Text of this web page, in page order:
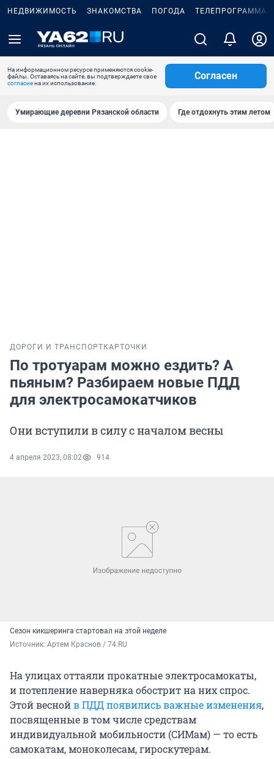
НЕДВИЖИМОСТЬ ЗНАКОМСТВА ПОГОДА ТЕЛЕПРОГРАММА
На информационном ресурсе применяются cookie-
файлы. Оставаясь на сайте, вы подтверждаете свое
согласиена их использование.
Согласен
Умирающие деревни Рязанской области Где отдохнуть этим летом
ДОРОГИ И ТРАНСПОРТ КАРТОЧКИ
По тротуарам можно ездить? А
пьяным? Разбираем новые ПДД
для электросамокатчиков
Они вступили в силу с началом весны
4 апреля 2023, 08:02 914
Сезон кикшеринга стартовал на этой неделе
Источник: Артем Краснов / 74.RU
На улицах оттаяли прокатные электросамокаты,
и потепление наверняка обострит на них спрос.
Этой веснойв ПДД появились важные изменения,
посвященные в том числе средствам
индивидуальной мобильности (СИМам) — то есть
самокатам, моноколесам, гироскутерам.